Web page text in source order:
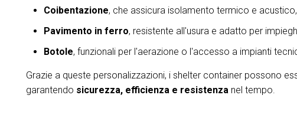
Coibentazione, che assicura isolamento termico e
Pavimento in ferro, resistente all'usura e adatto per
Botole, funzionali per l'aerazione o l'accesso a impianti
Grazie a queste personalizzazioni, i shelter container possono
garantendo sicurezza, efficienza e resistenza nel tempo.